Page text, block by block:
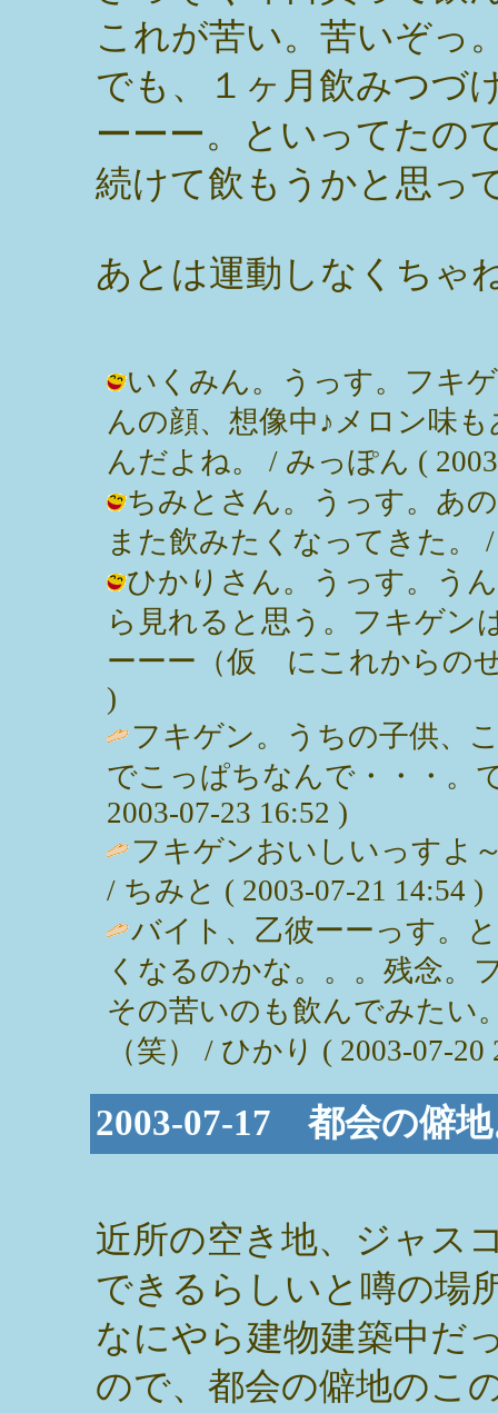
これが苦い。苦いぞっ
でも、１ヶ月飲みつづ
ーーー。といってたの
続けて飲もうかと思っ
あとは運動しなくちゃ
いくみん。うっす。フキ
んの顔、想像中♪メロン味
んだよね。 / みっぽん (
ちみとさん。うっす。あ
また飲みたくなってきた。
ひかりさん。うっす。う
ら見れると思う。フキゲン
ーーー（仮 にこれからの
)
フキゲン。うちの子供、
でこっぱちなんで・・・。
2003-07-23 16:52 )
フキゲンおいしいっすよ
/ ちみと ( 2003-07-21 14:54 )
バイト、乙彼ーーっす。
くなるのかな。。。残念。
その苦いのも飲んでみたい
（笑） / ひかり ( 2003-07-20
2003-07-17 都会の僻
近所の空き地、ジャス
できるらしいと噂の場
なにやら建物建築中だ
ので、都会の僻地のこ